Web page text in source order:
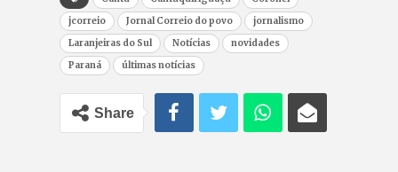
jcorreio
Jornal Correio do povo
jornalismo
Laranjeiras do Sul
Notícias
novidades
Paraná
últimas notícias
Share